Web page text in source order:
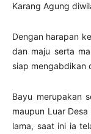
Karang Agung
Dengan harapan
dan maju serta
siap mengabdikan
Bayu merupakan
maupun Luar
lama, saat ini ia